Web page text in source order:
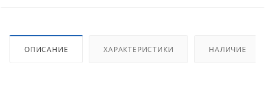
ОПИСАНИЕ ХАРАКТЕРИСТИКИ НАЛИЧИЕ